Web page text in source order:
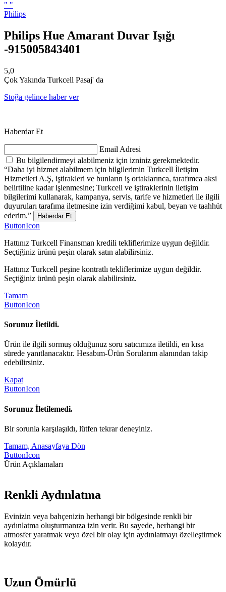
" "
Philips
Philips Hue Amarant Duvar Işığı
-915005843401
5,0
Çok Yakında Turkcell Pasaj' da
Stoğa gelince haber ver
Haberdar Et
Email Adresi
Bu bilgilendirmeyi alabilmeniz için izniniz gerekmektedir.
“Daha iyi hizmet alabilmem için bilgilerimin Turkcell İletişim
Hizmetleri A.Ş, iştirakleri ve bunların iş ortaklarınca, tarafımca aksi
belirtiline kadar işlenmesine; Turkcell ve iştiraklerinin iletişim
bilgilerimi kullanarak, kampanya, servis, tarife ve hizmetleri ile ilgili
duyuruları tarafıma iletmesine izin verdiğimi kabul, beyan ve taahhüt
ederim.”
Haberdar Et
ButtonIcon
Hattınız Turkcell Finansman kredili tekliflerimize uygun değildir.
Seçtiğiniz ürünü peşin olarak satın alabilirsiniz.
Hattınız Turkcell peşine kontratlı tekliflerimize uygun değildir.
Seçtiğiniz ürünü peşin olarak alabilirsiniz.
Tamam
ButtonIcon
Sorunuz İletildi.
Ürün ile ilgili sormuş olduğunuz soru satıcımıza iletildi, en kısa
sürede yanıtlanacaktır. Hesabım-Ürün Sorularım alanından takip
edebilirsiniz.
Kapat
ButtonIcon
Sorunuz İletilemedi.
Bir sorunla karşılaşıldı, lütfen tekrar deneyiniz.
Tamam, Anasayfaya Dön
ButtonIcon
Ürün Açıklamaları
Renkli Aydınlatma
Evinizin veya bahçenizin herhangi bir bölgesinde renkli bir
aydınlatma oluşturmanıza izin verir. Bu sayede, herhangi bir
atmosfer yaratmak veya özel bir olay için aydınlatmayı özelleştirmek
kolaydır.
Uzun Ömürlü